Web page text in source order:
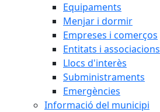
Equipaments
Menjar i dormir
Empreses i comerços
Entitats i associacions
Llocs d'interès
Subministraments
Emergències
Informació del municipi